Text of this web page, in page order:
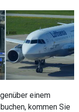
einem
kommen Sie